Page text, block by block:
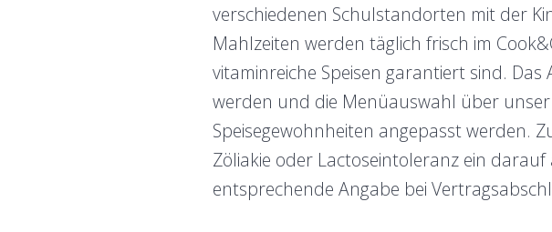
verschiedenen Schulstandorten mit der
Mahlzeiten werden täglich frisch im
vitaminreiche Speisen garantiert sind.
werden und die Menüauswahl über
Speisegewohnheiten angepasst werden.
Zöliakie oder Lactoseintoleranz ein
entsprechende Angabe bei